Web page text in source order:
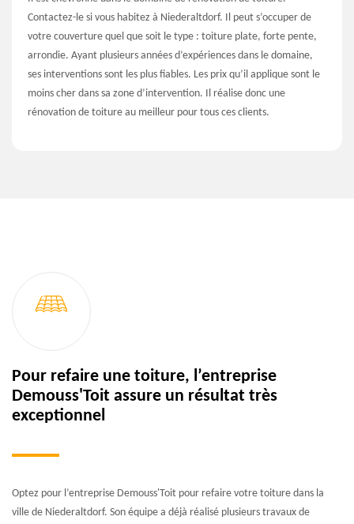
Contactez-le si vous habitez à Niederaltdorf. Il peut s’occuper de
votre couverture quel que soit le type : toiture plate, forte pente,
arrondie. Ayant plusieurs années d’expériences dans le domaine,
ses interventions sont les plus fiables. Les prix qu’il applique sont le
moins cher dans sa zone d’intervention. Il réalise donc une
rénovation de toiture au meilleur pour tous ces clients.
Pour refaire une toiture, l’entreprise
Demouss'Toit assure un résultat très
exceptionnel
Optez pour l’entreprise Demouss'Toit pour refaire votre toiture dans la
ville de Niederaltdorf. Son équipe a déjà réalisé plusieurs travaux de